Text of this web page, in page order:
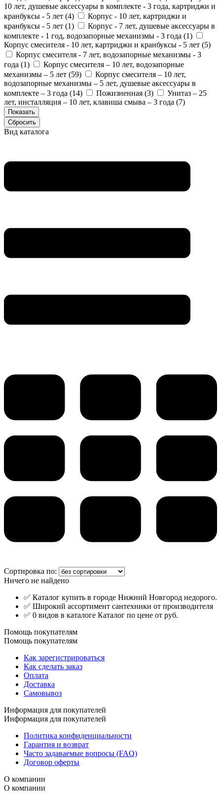
10 лет, душевые аксессуары в комплекте - 3 года, картриджи и
кранбуксы - 5 лет (4)
Корпус - 10 лет, картриджи и
кранбуксы - 5 лет (1)
Корпус - 7 лет, душевые аксессуары в
комплекте - 1 год, водозапорные механизмы - 3 года (1)
Корпус смесителя - 10 лет, картриджи и кранбуксы - 5 лет (5)
Корпус смесителя - 7 лет, водозапорные механизмы - 3
года (1)
Корпус смесителя – 10 лет, водозапорные
механизмы – 5 лет (59)
Корпус смесителя – 10 лет,
водозапорные механизмы – 5 лет, душевые аксессуары в
комплекте – 3 года (14) Пожизненная (3)
Унитаз – 25
лет, инсталляция – 10 лет, клавиша смыва – 3 года (7)
Вид каталога
Сортировка по:
Ничего не найдено
✅ Каталог купить в городе Нижний Новгород недорого.
✅ Широкий ассортимент сантехники от производителя
✅ 0 видов в каталоге Каталог по цене от руб.
Помощь покупателям
Помощь покупателям
Как зарегистрироваться
Как сделать заказ
Оплата
Доставка
Самовывоз
Информация для покупателей
Информация для покупателей
Политика конфиденциальности
Гарантия и возврат
Часто задаваемые вопросы (FAQ)
Договор оферты
О компании
О компании